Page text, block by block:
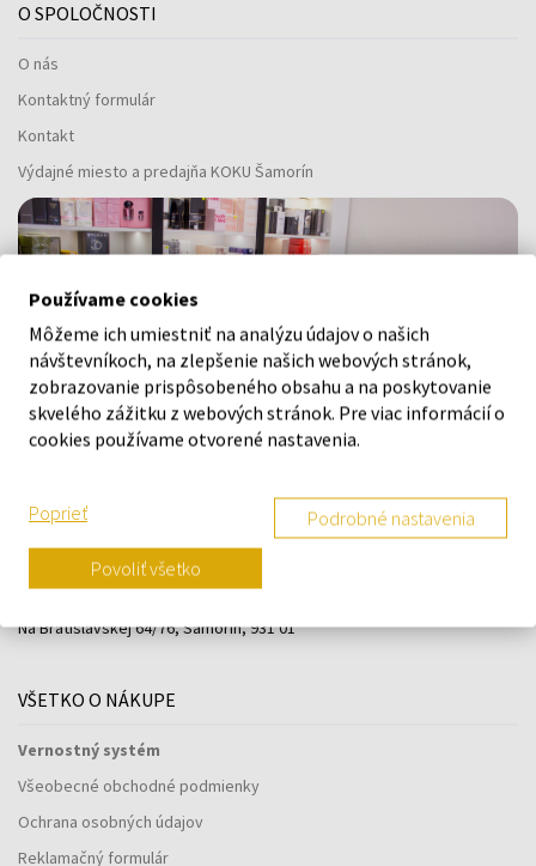
O SPOLOČNOSTI
O nás
Kontaktný formulár
Kontakt
Výdajné miesto a predajňa KOKU Šamorín
Navštívte našu predajňu v Šamoríne
Po - Pi: 8:00 - 16:00
Na Bratislavskej 64/76, Šamorín, 931 01
VŠETKO O NÁKUPE
Vernostný systém
Všeobecné obchodné podmienky
Ochrana osobných údajov
Reklamačný formulár
Používame cookies
Môžeme ich umiestniť na analýzu údajov o našich
návštevníkoch, na zlepšenie našich webových stránok,
zobrazovanie prispôsobeného obsahu a na poskytovanie
skvelého zážitku z webových stránok. Pre viac informácií o
cookies používame otvorené nastavenia.
Poprieť Podrobné nastavenia
Povoliť všetko